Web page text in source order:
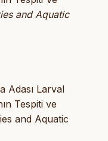
and Aquatic
Adası Larval
Tespiti ve
and Aquatic